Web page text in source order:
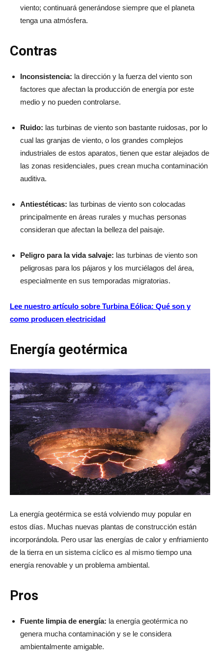
viento; continuará generándose siempre que el planeta
tenga una atmósfera.
Contras
Inconsistencia: la dirección y la fuerza del viento son
factores que afectan la producción de energía por este
medio y no pueden controlarse.
Ruido: las turbinas de viento son bastante ruidosas, por lo
cual las granjas de viento, o los grandes complejos
industriales de estos aparatos, tienen que estar alejados de
las zonas residenciales, pues crean mucha contaminación
auditiva.
Antiestéticas: las turbinas de viento son colocadas
principalmente en áreas rurales y muchas personas
consideran que afectan la belleza del paisaje.
Peligro para la vida salvaje: las turbinas de viento son
peligrosas para los pájaros y los murciélagos del área,
especialmente en sus temporadas migratorias.
Lee nuestro artículo sobre Turbina Eólica: Qué son y
como producen electricidad
Energía geotérmica
La energía geotérmica se está volviendo muy popular en
estos días. Muchas nuevas plantas de construcción están
incorporándola. Pero usar las energías de calor y enfriamiento
de la tierra en un sistema cíclico es al mismo tiempo una
energía renovable y un problema ambiental.
Pros
Fuente limpia de energía: la energía geotérmica no
genera mucha contaminación y se le considera
ambientalmente amigable.